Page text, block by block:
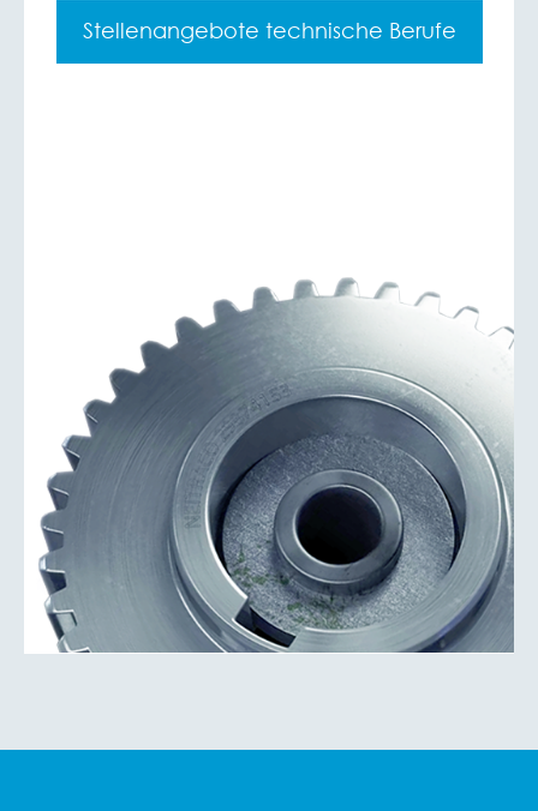
Stellenangebote technische Berufe